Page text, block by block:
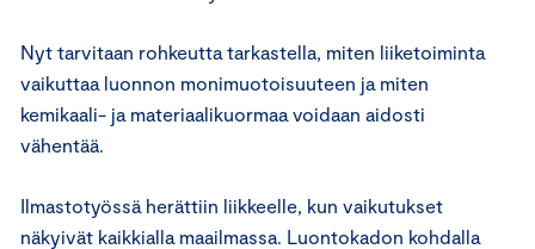
Nyt tarvitaan rohkeutta tarkastella, miten liiketoiminta
vaikuttaa luonnon monimuotoisuuteen ja miten
kemikaali- ja materiaalikuormaa voidaan aidosti
vähentää.
Ilmastotyössä herättiin liikkeelle, kun vaikutukset
näkyivät kaikkialla maailmassa. Luontokadon kohdalla